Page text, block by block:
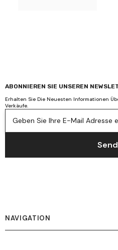
ABONNIEREN SIE UNSEREN
Erhalten Sie Die Neuesten Informationen
Verkäufe.
Geben Sie Ihre E-Mail Adresse
NAVIGATION